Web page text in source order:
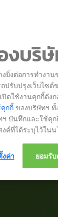
งบริ
ยิ่งต่อการทำงา
ปรับปรุงเว็บไซ
ดใช้งานคุกกี้ดัง
กกี้ ของบริษัทฯ ทั้
บันทึกและใช้คุ
ค์ที่ได้ระบุไว้ใน
งค่า ยอมรั